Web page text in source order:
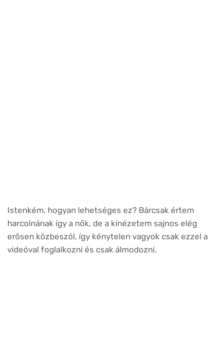
Istenkém, hogyan lehetséges ez? Bárcsak értem
harcolnának így a nők, de a kinézetem sajnos elég
erősen közbeszól, így kénytelen vagyok csak ezzel a
videóval foglalkozni és csak álmodozni.